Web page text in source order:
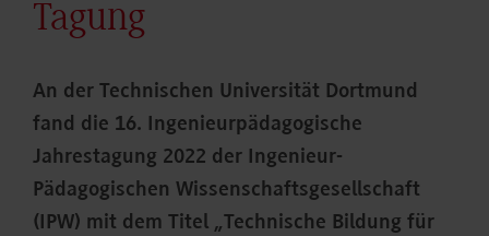
Tagung
An der Technischen Universität Dortmund
fand die 16. Ingenieurpädagogische
Jahrestagung 2022 der Ingenieur-
Pädagogischen Wissenschaftsgesellschaft
(IPW) mit dem Titel „Technische Bildung für